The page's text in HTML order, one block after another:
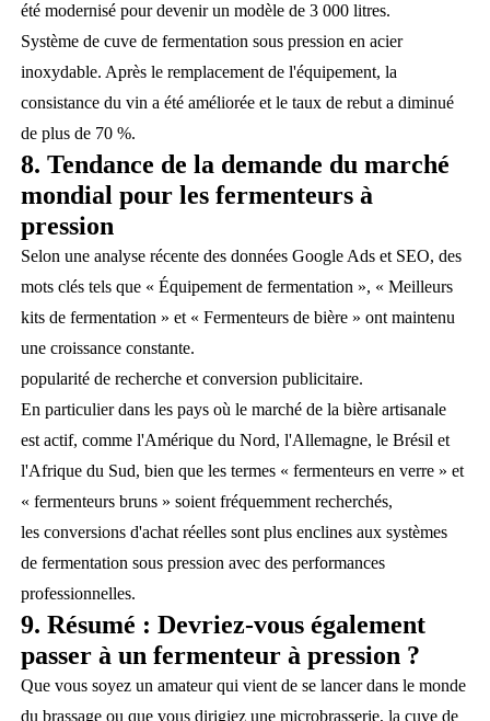
été modernisé pour devenir un modèle de 3 000 litres.
Système de cuve de fermentation sous pression en acier
inoxydable. Après le remplacement de l'équipement, la
consistance du vin a été améliorée et le taux de rebut a diminué
de plus de 70 %.
8. Tendance de la demande du marché
mondial pour les fermenteurs à
pression
Selon une analyse récente des données Google Ads et SEO, des
mots clés tels que « Équipement de fermentation », « Meilleurs
kits de fermentation » et « Fermenteurs de bière » ont maintenu
une croissance constante.
popularité de recherche et conversion publicitaire.
En particulier dans les pays où le marché de la bière artisanale
est actif, comme l'Amérique du Nord, l'Allemagne, le Brésil et
l'Afrique du Sud, bien que les termes « fermenteurs en verre » et
« fermenteurs bruns » soient fréquemment recherchés,
les conversions d'achat réelles sont plus enclines aux systèmes
de fermentation sous pression avec des performances
professionnelles.
9. Résumé : Devriez-vous également
passer à un fermenteur à pression ?
Que vous soyez un amateur qui vient de se lancer dans le monde
du brassage ou que vous dirigiez une microbrasserie, la cuve de